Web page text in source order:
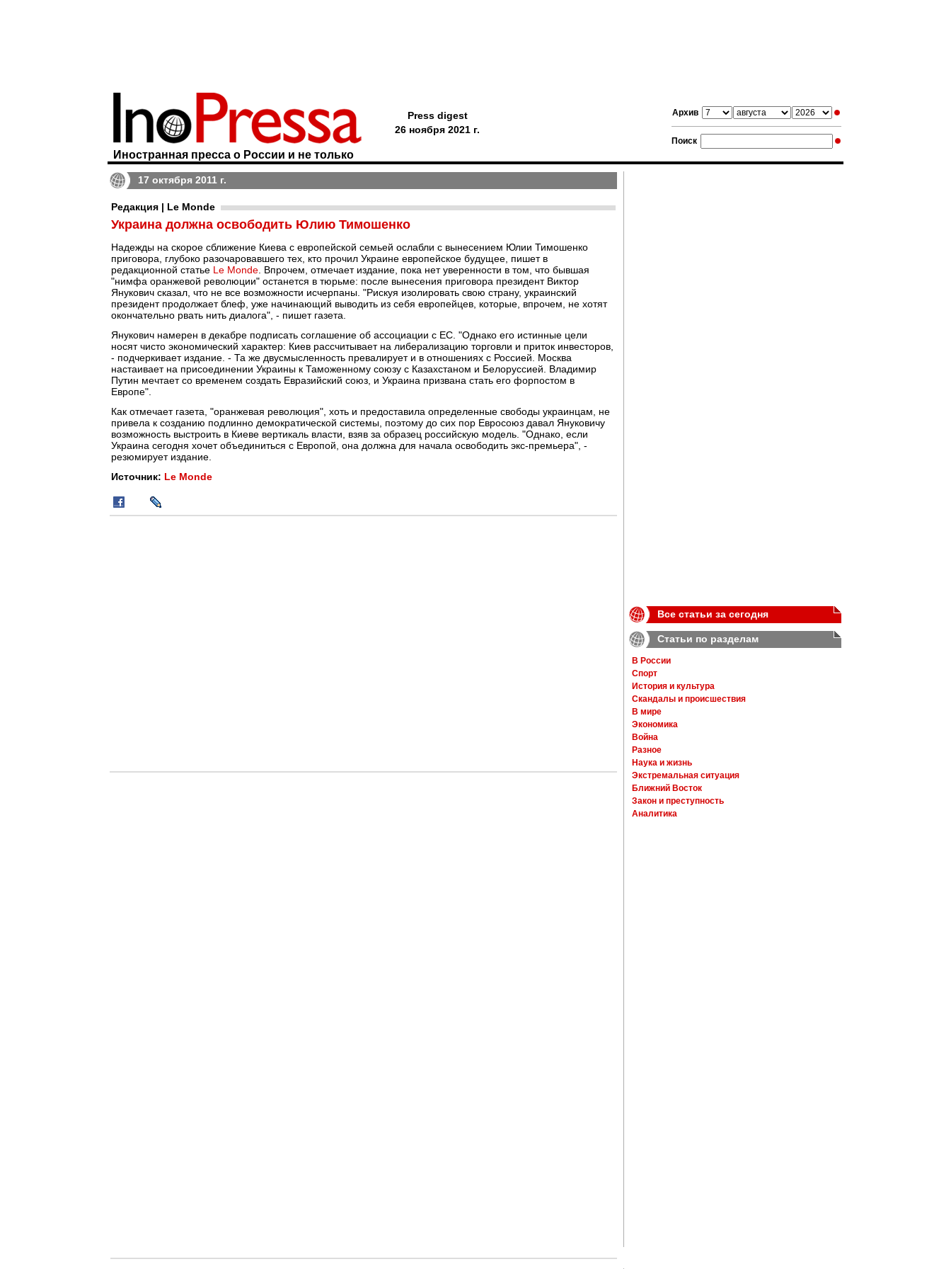
Архив
Поиск
Иностранная пресса о России и не только
Press digest
26 ноября 2021 г.
17 октября 2011 г.
Редакция | Le Monde
Украина должна освободить Юлию Тимошенко
Надежды на скорое сближение Киева с европейской семьей ослабли с вынесением Юлии Тимошенко
приговора, глубоко разочаровавшего тех, кто прочил Украине европейское будущее, пишет в
редакционной статье Le Monde . Впрочем, отмечает издание, пока нет уверенности в том, что бывшая
"нимфа оранжевой революции" останется в тюрьме: после вынесения приговора президент Виктор
Янукович сказал, что не все возможности исчерпаны. "Рискуя изолировать свою страну, украинский
президент продолжает блеф, уже начинающий выводить из себя европейцев, которые, впрочем, не хотят
окончательно рвать нить диалога", - пишет газета.
Янукович намерен в декабре подписать соглашение об ассоциации с ЕС. "Однако его истинные цели
носят чисто экономический характер: Киев рассчитывает на либерализацию торговли и приток инвесторов,
- подчеркивает издание. - Та же двусмысленность превалирует и в отношениях с Россией. Москва
настаивает на присоединении Украины к Таможенному союзу с Казахстаном и Белоруссией. Владимир
Путин мечтает со временем создать Евразийский союз, и Украина призвана стать его форпостом в
Европе".
Как отмечает газета, "оранжевая революция", хоть и предоставила определенные свободы украинцам, не
привела к созданию подлинно демократической системы, поэтому до сих пор Евросоюз давал Януковичу
возможность выстроить в Киеве вертикаль власти, взяв за образец российскую модель. "Однако, если
Украина сегодня хочет объединиться с Европой, она должна для начала освободить экс-премьера", -
резюмирует издание.
Источник: Le Monde
Все статьи за сегодня
Статьи по разделам
В России
Спорт
История и культура
Скандалы и происшествия
В мире
Экономика
Война
Разное
Наука и жизнь
Экстремальная ситуация
Ближний Восток
Закон и преступность
Аналитика